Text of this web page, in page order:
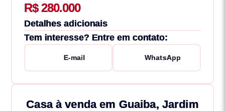
R$ 280.000
Detalhes adicionais
Tem interesse? Entre em contato:
E-mail WhatsApp
Casa à venda em Guaiba, Jardim